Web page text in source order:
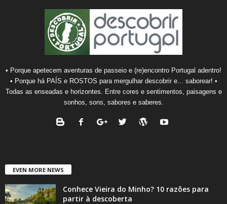
• Porque apetecem aventuras de passeio e (re)encontro Portugal adentro!
• Porque há PAÍS e ROSTOS para mergulhar descobrir e... saborear! •
Todas as enseadas e horizontes. Entre cores e sentimentos, paisagens e
sonhos, sons, sabores e saberes.
EVEN MORE NEWS
Conhece Vieira do Minho? 10 razões para
partir à descoberta